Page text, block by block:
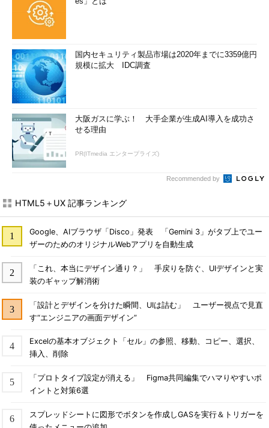
国内セキュリティ製品市場は2020年までに3359億円
規模に拡大 IDC調査
大阪ガスに学ぶ！ 大手企業が生成AI導入を成功さ
せる理由
PR(ITmedia エンタープライズ)
Recommended by
HTML5＋UX 記事ランキング
Google、AIブラウザ「Disco」発表 「Gemini 3」がタブ上でユー
ザーのためのオリジナルWebアプリを自動生成
「これ、本当にデザイン通り？」 手戻りを防ぐ、UIデザインと実
装のギャップ解消術
「設計とデザインを分けた瞬間、UIは詰む」 ユーザー視点で見直
す“エンジニアの画面デザイン”
Excelの基本オブジェクト「セル」の参照、移動、コピー、選択、
挿入、削除
「プロトタイプ設定が消える」 Figma共同編集でハマりやすいポ
イントと対策6選
スプレッドシートに図形でボタンを作成しGASを実行＆トリガーを